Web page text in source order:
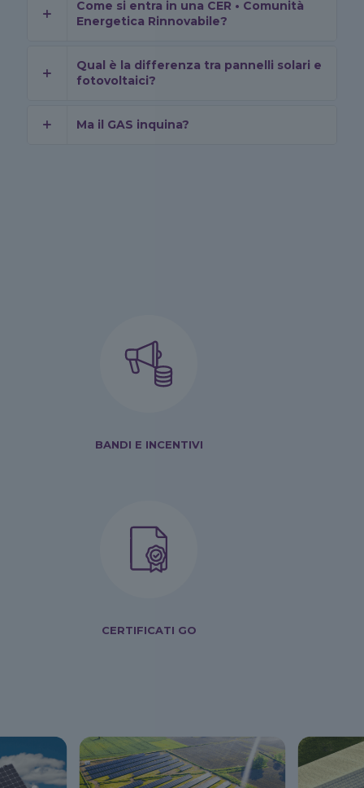
Come si entra in una CER • Comunità
Energetica Rinnovabile?
Qual è la differenza tra pannelli solari e
fotovoltaici?
Ma il GAS inquina?
BANDI E INCENTIVI
CERTIFICATI GO